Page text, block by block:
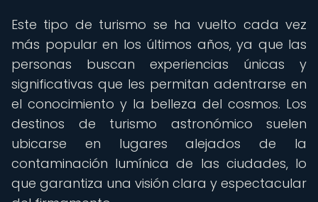
Este tipo de turismo se ha vuelto cada vez
más popular en los últimos años, ya que las
personas buscan experiencias únicas y
significativas que les permitan adentrarse en
el conocimiento y la belleza del cosmos. Los
destinos de turismo astronómico suelen
ubicarse en lugares alejados de la
contaminación lumínica de las ciudades, lo
que garantiza una visión clara y espectacular